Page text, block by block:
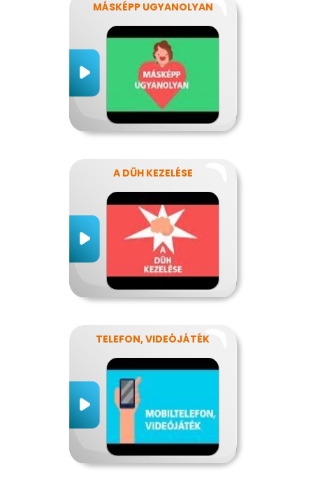
MÁSKÉPP UGYANOLYAN
A DÜH KEZELÉSE
TELEFON, VIDEÓJÁTÉK